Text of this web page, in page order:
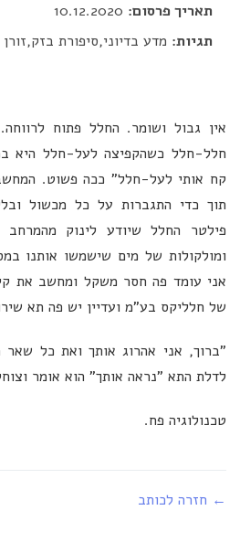
תאריך פרסום:
תגיות: מדע בדיוני,סיפורת בזק,זורן
אין גבול ושומר. החלל פתוח
חלל-חלל כשהקפיצה לעל-חלל היא
קח אותי לעל-חלל" ככה פשוט.
תוך כדי התגברות על כל מכשול
פילטר החלל שיודע לינוק
ומולקולות של מים שישמשו אותנו
אני עומד פה חסר משקל ומחשב את
של חלליקס בע"מ ועדיין יש פה תא
"ברוך, אני אהרוג אותך ואת כל
לדלת התא "נראה אותך" הוא אומר
טכנולוגיה פח.
← חזרה לכותב